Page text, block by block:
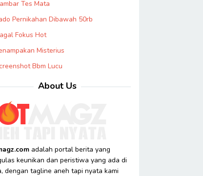
Tes Mata
Pernikahan Dibawah 50rb
Fokus Hot
Misterius
Bbm Lucu
About Us
adalah portal berita yang
keunikan dan peristiwa yang ada di
dengan tagline aneh tapi nyata kami